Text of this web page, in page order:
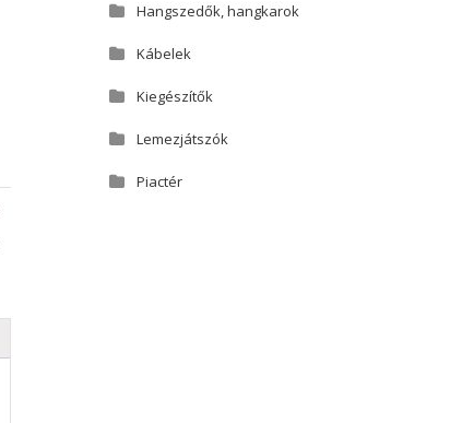
Hangszedők, hangkarok
Kábelek
Kiegészítők
Lemezjátszók
Piactér